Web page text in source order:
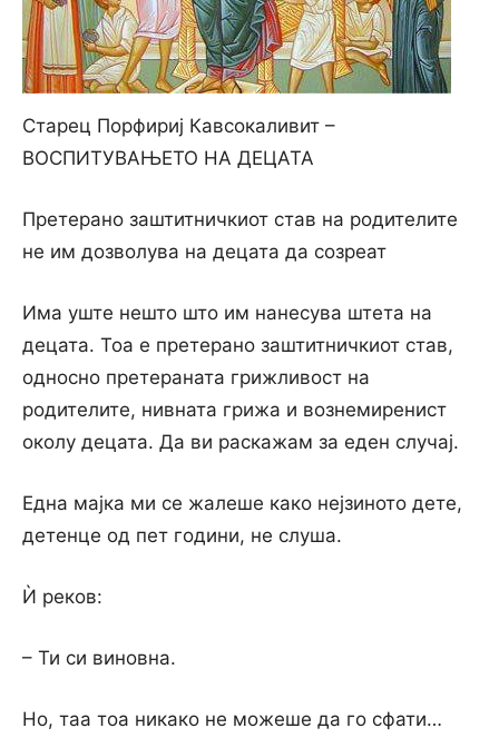
Старец Порфириј Кавсокаливит –
ВОСПИТУВАЊЕТО НА ДЕЦАТА
Претерано заштитничкиот став на родителите
не им дозволува на децата да созреат
Има уште нешто што им нанесува штета на
децата. Тоа е претерано заштитничкиот став,
односно претераната грижливост на
родителите, нивната грижа и вознемиренист
околу децата. Да ви раскажам за еден случај.
Една мајка ми се жалеше како нејзиното дете,
детенце од пет години, не слуша.
Ѝ реков:
– Ти си виновна.
Но, таа тоа никако не можеше да го сфати…